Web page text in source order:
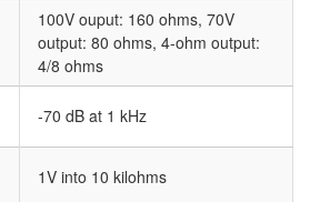
100V ouput: 160 ohms, 70V
output: 80 ohms, 4-ohm output:
4/8 ohms
-70 dB at 1 kHz
1V into 10 kilohms